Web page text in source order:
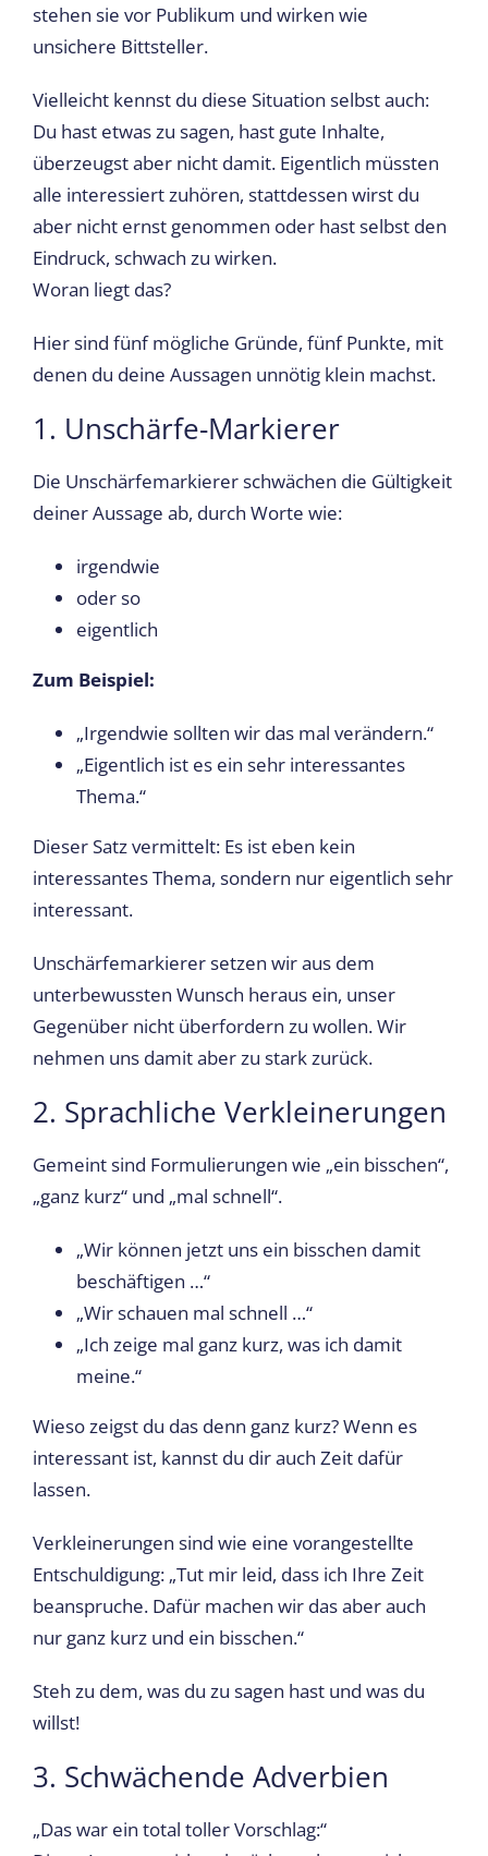
stehen sie vor Publikum und wirken wie
unsichere Bittsteller.
Vielleicht kennst du diese Situation selbst auch:
Du hast etwas zu sagen, hast gute Inhalte,
überzeugst aber nicht damit. Eigentlich müssten
alle interessiert zuhören, stattdessen wirst du
aber nicht ernst genommen oder hast selbst den
Eindruck, schwach zu wirken.
Woran liegt das?
Hier sind fünf mögliche Gründe, fünf Punkte, mit
denen du deine Aussagen unnötig klein machst.
1. Unschärfe-Markierer
Die Unschärfemarkierer schwächen die Gültigkeit
deiner Aussage ab, durch Worte wie:
irgendwie
oder so
eigentlich
Zum Beispiel:
„Irgendwie sollten wir das mal verändern.“
„Eigentlich ist es ein sehr interessantes
Thema.“
Dieser Satz vermittelt: Es ist eben kein
interessantes Thema, sondern nur eigentlich sehr
interessant.
Unschärfemarkierer setzen wir aus dem
unterbewussten Wunsch heraus ein, unser
Gegenüber nicht überfordern zu wollen. Wir
nehmen uns damit aber zu stark zurück.
2. Sprachliche Verkleinerungen
Gemeint sind Formulierungen wie „ein bisschen“,
„ganz kurz“ und „mal schnell“.
„Wir können jetzt uns ein bisschen damit
beschäftigen …“
„Wir schauen mal schnell …“
„Ich zeige mal ganz kurz, was ich damit
meine.“
Wieso zeigst du das denn ganz kurz? Wenn es
interessant ist, kannst du dir auch Zeit dafür
lassen.
Verkleinerungen sind wie eine vorangestellte
Entschuldigung: „Tut mir leid, dass ich Ihre Zeit
beanspruche. Dafür machen wir das aber auch
nur ganz kurz und ein bisschen.“
Steh zu dem, was du zu sagen hast und was du
willst!
3. Schwächende Adverbien
„Das war ein total toller Vorschlag:“